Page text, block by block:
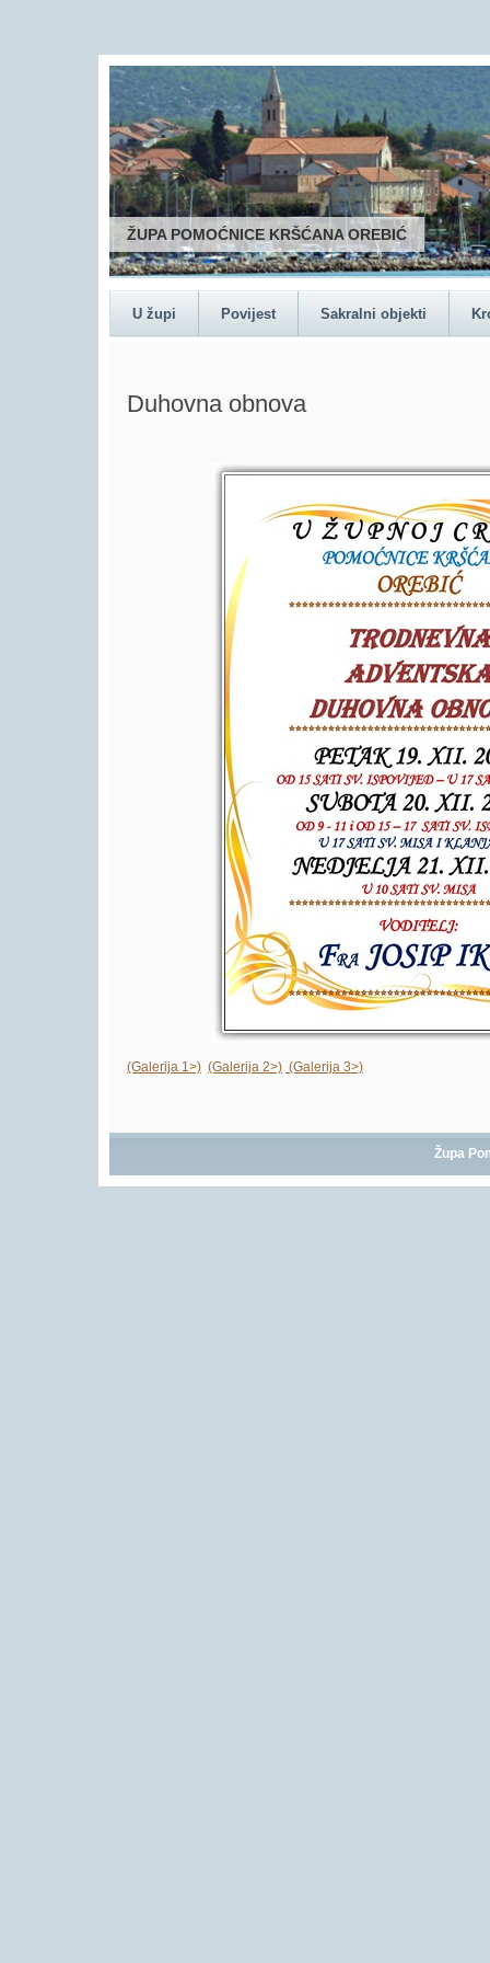
ŽUPA POMOĆNICE KRŠĆANA OREBIĆ
U župi Povijest Sakralni objekti
Duhovna obnova
(Galerija 1>) (Galerija 2>) (Galerija 3>)
Župa